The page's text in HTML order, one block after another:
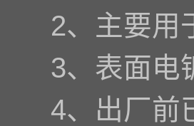
2、主要用
3、表面电
4、出厂前